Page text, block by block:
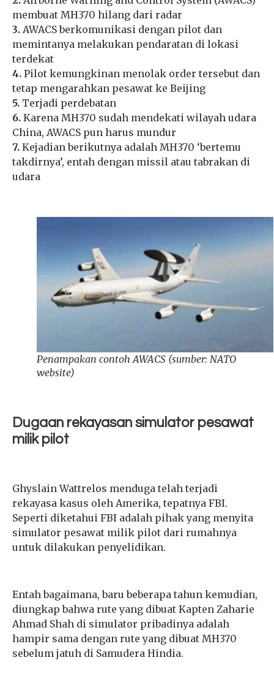
membuat MH370 hilang dari radar
3. AWACS berkomunikasi dengan pilot dan
memintanya melakukan pendaratan di lokasi
terdekat
4. Pilot kemungkinan menolak order tersebut dan
tetap mengarahkan pesawat ke Beijing
5. Terjadi perdebatan
6. Karena MH370 sudah mendekati wilayah udara
China, AWACS pun harus mundur
7. Kejadian berikutnya adalah MH370 ‘bertemu
takdirnya’, entah dengan missil atau tabrakan di
udara
Penampakan contoh AWACS (sumber: NATO
website)
Dugaan rekayasan simulator pesawat
milik pilot
Ghyslain Wattrelos menduga telah terjadi
rekayasa kasus oleh Amerika, tepatnya FBI.
Seperti diketahui FBI adalah pihak yang menyita
simulator pesawat milik pilot dari rumahnya
untuk dilakukan penyelidikan.
Entah bagaimana, baru beberapa tahun kemudian,
diungkap bahwa rute yang dibuat Kapten Zaharie
Ahmad Shah di simulator pribadinya adalah
hampir sama dengan rute yang dibuat MH370
sebelum jatuh di Samudera Hindia.